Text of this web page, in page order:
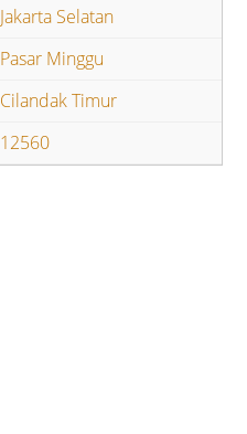
Jakarta Selatan
Pasar Minggu
Cilandak Timur
12560